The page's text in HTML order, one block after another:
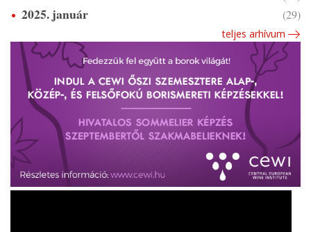
2025. január (29)
teljes arhívum